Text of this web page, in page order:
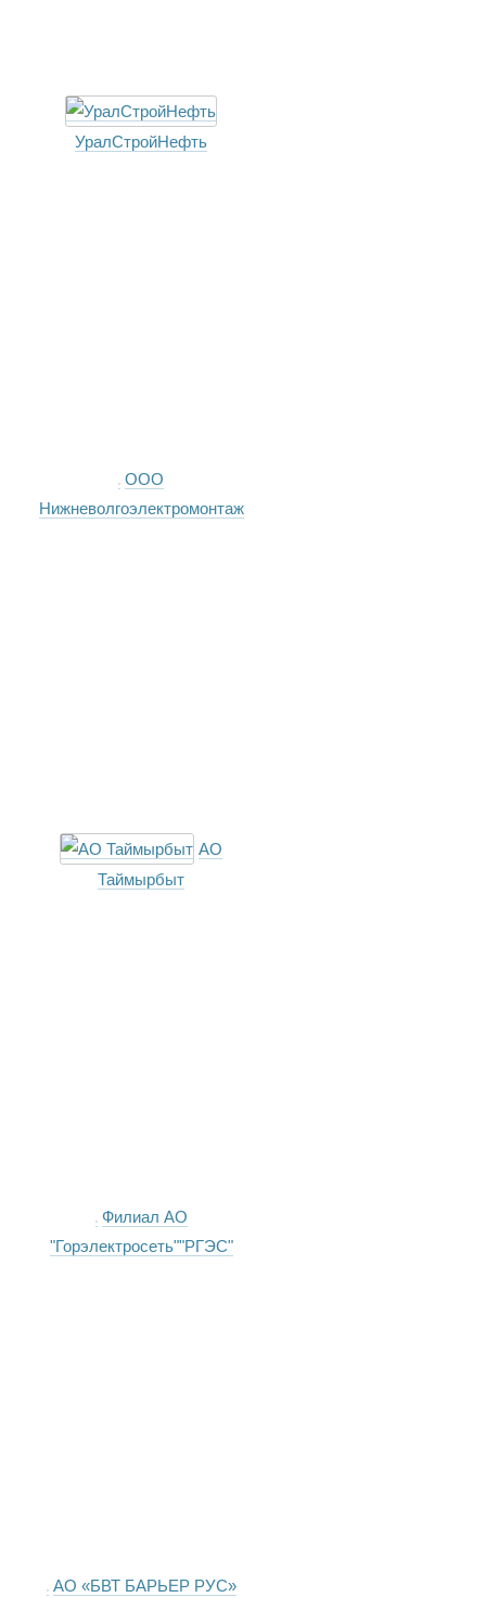
УралСтройНефть
ООО
Нижневолгоэлектромонтаж
АО
Таймырбыт
Филиал АО
"Горэлектросеть""РГЭС"
АО «БВТ БАРЬЕР РУС»